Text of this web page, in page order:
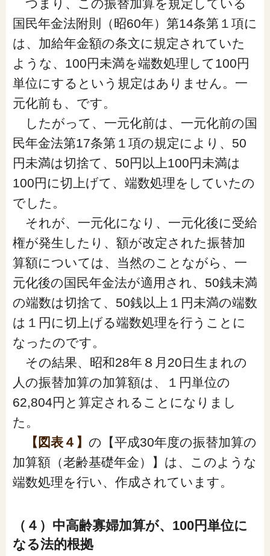
つまり、この振替加算を規定している
国民年金法附則（昭60年）第14条第１項に
は、加給年金額の条文に規定されていた
ような、100円未満を端数処理して100円
単位にするという規定はありません。一
元化前も、です。
したがって、一元化前は、一元化前の国
民年金法第17条第１項の規定により、50
円未満は切捨て、50円以上100円未満は
100円に切上げて、端数処理をしていたの
でした。
それが、一元化になり、一元化後に受給
権が発生したり、額が改定された振替加
算額については、当然のことながら、一
元化後の国民年金法が適用され、50銭未満
の端数は切捨て、50銭以上１円未満の端数
は１円に切上げる端数処理を行うことに
なったのです。
その結果、昭和28年８月20日生まれの
人の振替加算の加算額は、１円単位の
62,804円と算定されることになりまし
た。
【図表４】 の【平成30年度の振替加算の
加算額（老齢基礎年金）】は、このような
端数処理を行い、作成されています。
（４）中高齢寡婦加算が、100円単位に
なる法的根拠